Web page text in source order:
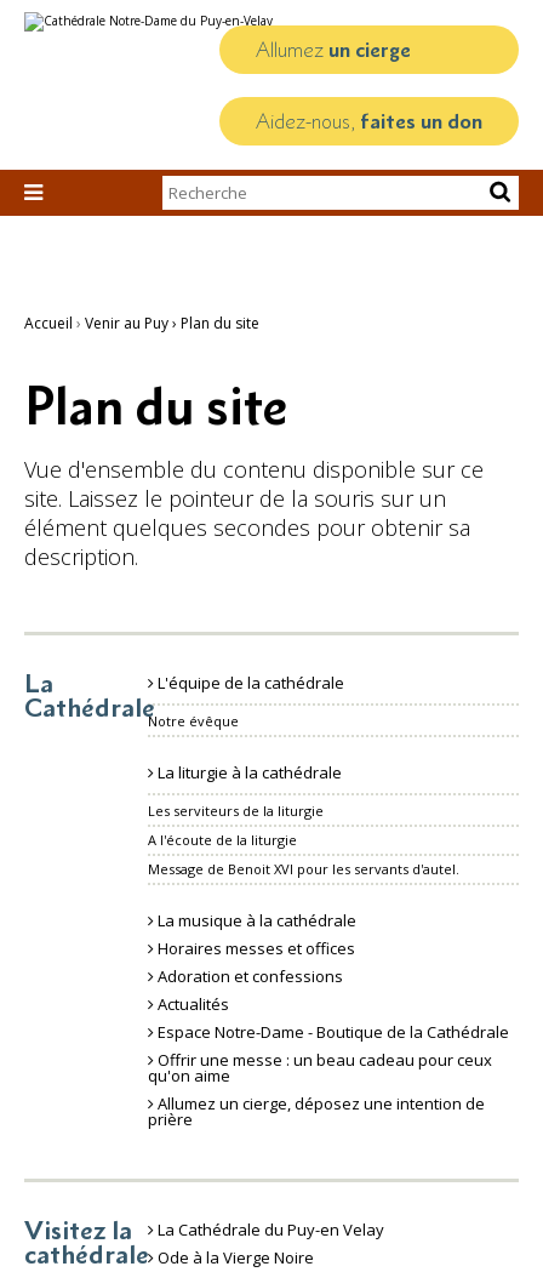
au
personnels
Allumez un cierge
Aidez-nous, faites un don

Chercher par
Recherche
Accueil › Venir au Puy› Plan du site
Plan du site
Vue d'ensemble du contenu disponible sur ce
site. Laissez le pointeur de la souris sur un
élément quelques secondes pour obtenir sa
description.
La
Cathédrale
L'équipe de la cathédrale
Notre évêque
La liturgie à la cathédrale
Les serviteurs de la liturgie
A l'écoute de la liturgie
Message de Benoit XVI pour les servants d'autel.
La musique à la cathédrale
Horaires messes et offices
Adoration et confessions
Actualités
Espace Notre-Dame - Boutique de la Cathédrale
Offrir une messe : un beau cadeau pour ceux
qu'on aime
Allumez un cierge, déposez une intention de
prière
Visitez la
cathédrale
La Cathédrale du Puy-en Velay
Ode à la Vierge Noire